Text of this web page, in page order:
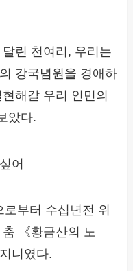
린 천여리, 우리는
강국념원을 경애하
해갈 우리 인민의
았다.
어
부터 수십년전 위
《황금산의 노
니였다.